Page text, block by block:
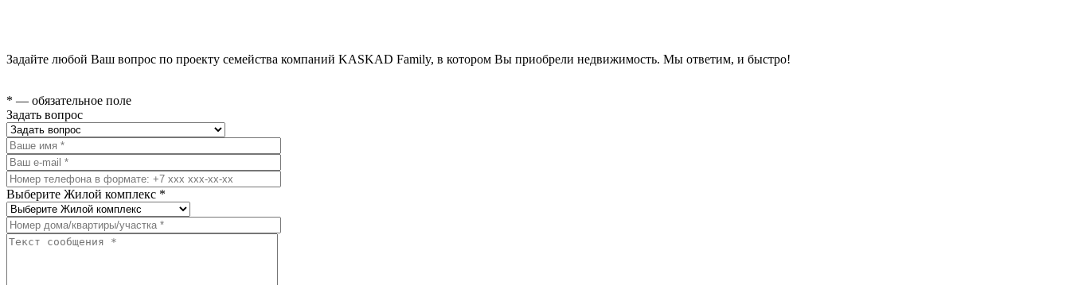
Задайте любой Ваш вопрос по проекту семейства компаний KASKAD Family, в котором Вы приобрели недвижимость. Мы ответим, и быстро!
* — обязательное поле
Задать вопрос
Выберите Жилой комплекс *